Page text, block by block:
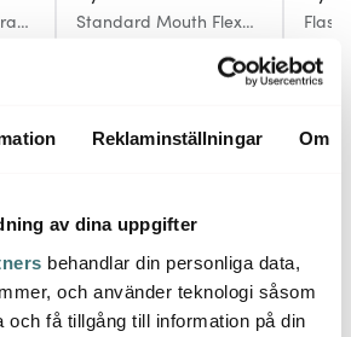
Reklaminställningar Om
av dina uppgifter
behandlar din personliga data,
och använder teknologi såsom
och få tillgång till information på din
Standard Mouth Flex
269
av våra kunder